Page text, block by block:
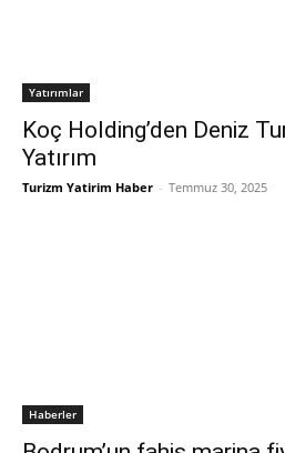
Yatırımlar
Koç Holding’den Deniz
Yatırım
Turizm Yatirim Haber - Temmuz 30, 2025
Haberler